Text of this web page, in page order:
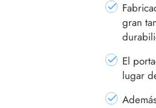
gran
El
lugar